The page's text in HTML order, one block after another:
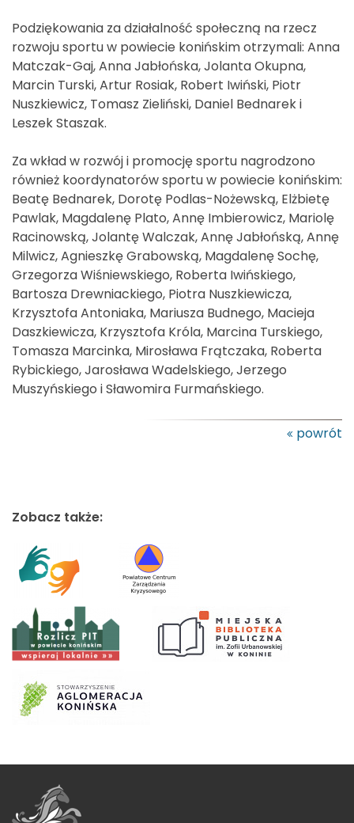
Podziękowania za działalność społeczną na rzecz
rozwoju sportu w powiecie konińskim otrzymali: Anna
Matczak-Gaj, Anna Jabłońska, Jolanta Okupna,
Marcin Turski, Artur Rosiak, Robert Iwiński, Piotr
Nuszkiewicz, Tomasz Zieliński, Daniel Bednarek i
Leszek Staszak.
Za wkład w rozwój i promocję sportu nagrodzono
również koordynatorów sportu w powiecie konińskim:
Beatę Bednarek, Dorotę Podlas-Nożewską, Elżbietę
Pawlak, Magdalenę Plato, Annę Imbierowicz, Mariolę
Racinowską, Jolantę Walczak, Annę Jabłońską, Annę
Milwicz, Agnieszkę Grabowską, Magdalenę Sochę,
Grzegorza Wiśniewskiego, Roberta Iwińskiego,
Bartosza Drewniackiego, Piotra Nuszkiewicza,
Krzysztofa Antoniaka, Mariusza Budnego, Macieja
Daszkiewicza, Krzysztofa Króla, Marcina Turskiego,
Tomasza Marcinka, Mirosława Frątczaka, Roberta
Rybickiego, Jarosława Wadelskiego, Jerzego
Muszyńskiego i Sławomira Furmańskiego.
powrót
Zobacz także: